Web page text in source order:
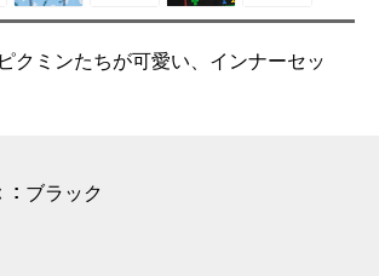
クミンたちが可愛い、インナーセッ
ブラック